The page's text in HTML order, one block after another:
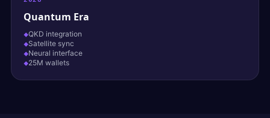
Quantum Era
QKD integration
Satellite sync
Neural interface
25M wallets